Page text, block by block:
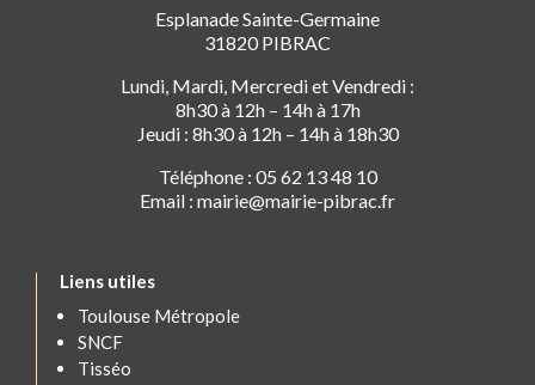
Esplanade Sainte-Germaine
31820 PIBRAC
Lundi, Mardi, Mercredi et Vendredi :
8h30 à 12h – 14h à 17h
Jeudi : 8h30 à 12h – 14h à 18h30
Téléphone : 05 62 13 48 10
Email : mairie@mairie-pibrac.fr
Liens utiles
Toulouse Métropole
SNCF
Tisséo